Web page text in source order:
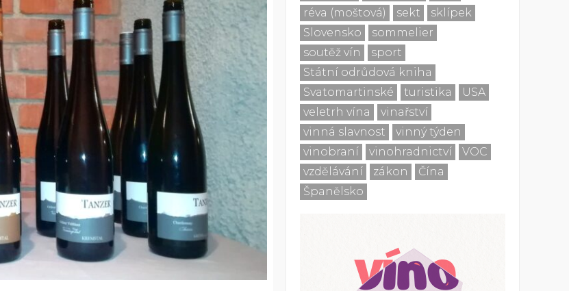
réva (moštová)
sekt
sklípek
Slovensko
sommelier
soutěž vín
sport
Státní odrůdová kniha
Svatomartinské
turistika
USA
veletrh vína
vinařství
vinná slavnost
vinný týden
vinobraní
vinohradnictví
VOC
vzdělávání
zákon
Čína
Španělsko